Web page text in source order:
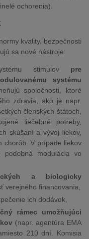
ochorenia).
kvality, bezpečnosti
sa nové nástroje:
stimulov pre
systému
spoločnosti, ktoré
zdravia, ako je napr.
členských štátoch,
liečebné potreby,
skúšaní a vývoj liekov,
chorôb. V prípade liekov
modulácia vo
a biologicky
verejného financovania,
ich dodávok,
rámec umožňujúci
(napr. agentúra EMA
210 dní. Komisia